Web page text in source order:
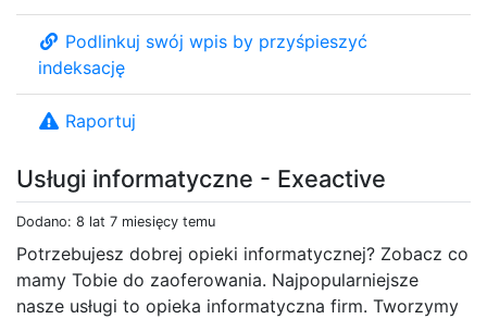
Usługi informatyczne - Exeactive
Dodano: 8 lat 7 miesięcy temu
Potrzebujesz dobrej opieki informatycznej? Zobacz co
mamy Tobie do zaoferowania. Najpopularniejsze
nasze usługi to opieka informatyczna firm. Tworzymy
Podlinkuj swój wpis by przyśpieszyć
indeksację
Raportuj